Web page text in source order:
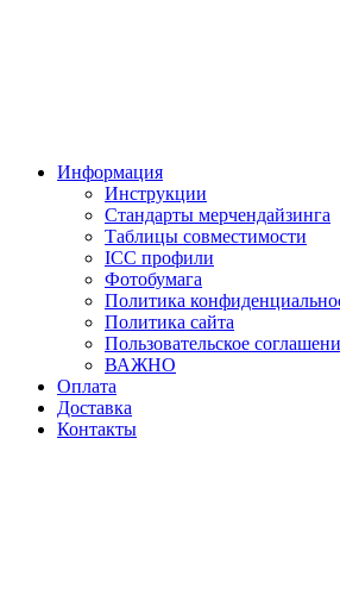
Информация
Инструкции
Стандарты мерчендайзинга
Таблицы совместимости
ICC профили
Фотобумага
Политика
Политика сайта
Пользовательское
ВАЖНО
Оплата
Доставка
Контакты